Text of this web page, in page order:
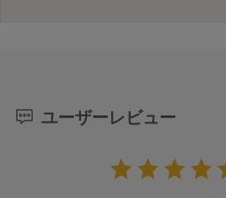
ユーザーレビュー